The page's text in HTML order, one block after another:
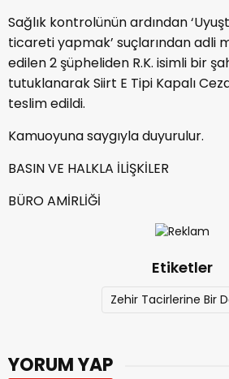
Sağlık kontrolünün ardından
ticareti yapmak’ suçlarından adli
edilen 2 şüpheliden R.K. isimli bir
tutuklanarak Siirt E Tipi Kapalı
teslim edildi.
Kamuoyuna saygıyla duyurulur.
BASIN VE HALKLA İLİŞKİLER
BÜRO AMİRLİĞİ
Etiketler
Zehir Tacirlerine Bir
YORUM YAP